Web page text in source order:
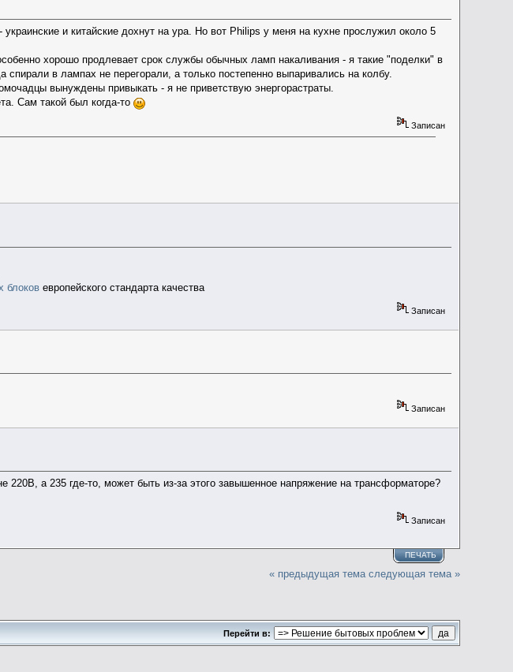
и китайские дохнут на ура. Но вот Philips у меня на кухне прослужил около 5
хорошо продлевает срок службы обычных ламп накаливания - я такие "поделки" в
в лампах не перегорали, а только постепенно выпаривались на колбу.
вынуждены привыкать - я не приветствую энергорастраты.
Сам такой был когда-то
Записан
блоковевропейского стандарта качества
Записан
Записан
а 235 где-то, может быть из-за этого завышенное напряжение на трансформаторе?
Записан
ПЕЧАТЬ
« предыдущая тема следующая тема »
Перейти в: